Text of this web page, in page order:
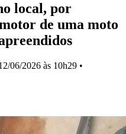
local, por
de uma moto
06/2026 às 10h29 •